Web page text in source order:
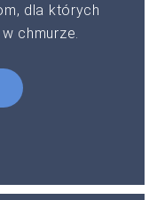
dla których
chmurze.